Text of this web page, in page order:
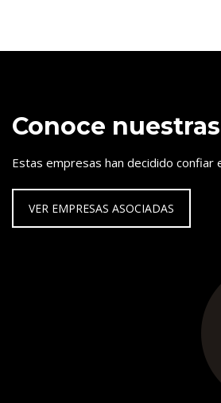
Conoce
Estas empresas han decidido confiar
VER EMPRESAS ASOCIADAS